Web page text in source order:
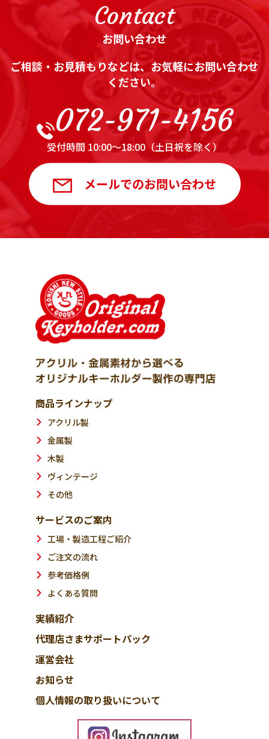
Contact
お問い合わせ
ご相談・お見積もりなどは、お気軽にお問い合わせ
ください。
072-971-4156
受付時間 10:00～18:00（土日祝を除く）
メールでのお問い合わせ
商品ラインナップ
アクリル製
金属製
木製
ヴィンテージ
その他
サービスのご案内
工場・製造工程ご紹介
ご注文の流れ
参考価格例
よくある質問
実績紹介
代理店さまサポートパック
運営会社
お知らせ
個人情報の取り扱いについて